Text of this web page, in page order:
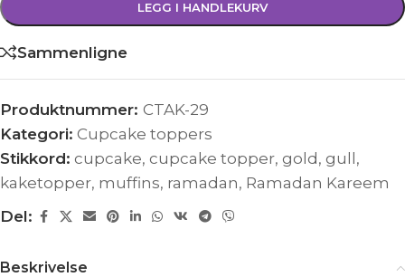
LEGG I HANDLEKURV
Sammenligne
Produktnummer: CTAK-29
Kategori: Cupcake toppers
Stikkord: cupcake, cupcake topper, gold , gull ,
kaketopper, muffins, ramadan, Ramadan Kareem
Del:
Beskrivelse